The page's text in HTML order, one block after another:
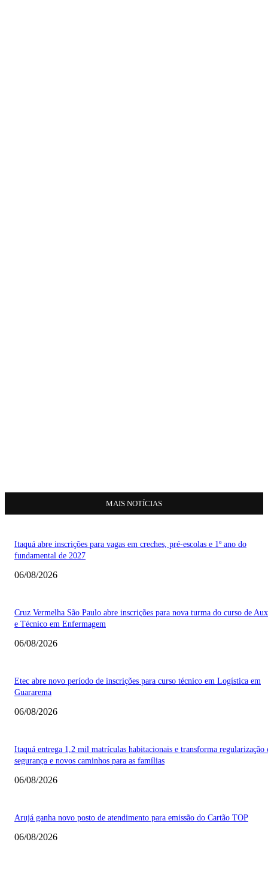
MAIS NOTÍCIAS
Itaquá abre inscrições para vagas em creches, pré-escolas e 1º ano do
fundamental de 2027
06/08/2026
Cruz Vermelha São Paulo abre inscrições para nova turma do curso de
e Técnico em Enfermagem
06/08/2026
Etec abre novo período de inscrições para curso técnico em Logística em
Guararema
06/08/2026
Itaquá entrega 1,2 mil matrículas habitacionais e transforma regularização
segurança e novos caminhos para as famílias
06/08/2026
Arujá ganha novo posto de atendimento para emissão do Cartão TOP
06/08/2026